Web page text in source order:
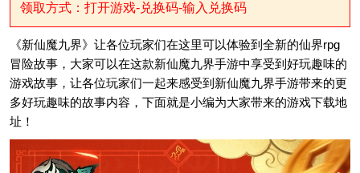
领取方式：打开游戏-兑换码-输入兑换码
《新仙魔九界》让各位玩家们在这里可以体验到全新的仙界rpg
冒险故事，大家可以在这款新仙魔九界手游中享受到好玩趣味的
游戏故事，让各位玩家们一起来感受到新仙魔九界手游带来的更
多好玩趣味的故事内容，下面就是小编为大家带来的游戏下载地
址！